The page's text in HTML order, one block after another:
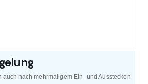
auch nach mehrmaligem Ein- und Ausstecken